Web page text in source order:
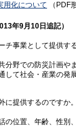
用化について （PDF
年9月10日追記）
チ事業として提供す
分野での防災計画
して社会・産業の発
に提供するのですか
の位置、年齢、性